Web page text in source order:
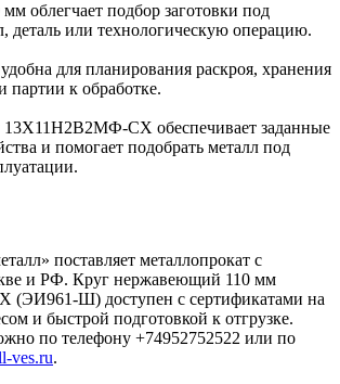
облегчает подбор заготовки под
деталь или технологическую операцию.
для планирования раскроя, хранения
партии к обработке.
13Х11Н2В2МФ-СХ обеспечивает заданные
и помогает подобрать металл под
поставляет металлопрокат с
и РФ. Круг нержавеющий 110 мм
Ш) доступен с сертификатами на
и быстрой подготовкой к отгрузке.
по телефону +74952752522 или по
ves.ru.